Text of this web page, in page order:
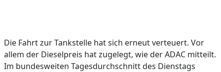
Die Fahrt zur Tankstelle hat sich erneut verteuert. Vor
allem der Dieselpreis hat zugelegt, wie der ADAC mitteilt.
Im bundesweiten Tagesdurchschnitt des Dienstags